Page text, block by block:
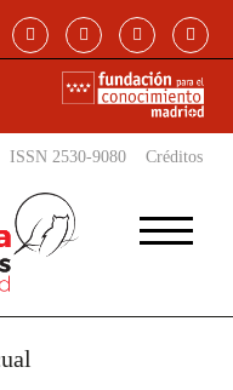
ISSN 2530-9080 Créditos